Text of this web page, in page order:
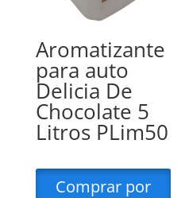
Aromatizante
para auto
Delicia De
Chocolate 5
Litros PLim50
Comprar por